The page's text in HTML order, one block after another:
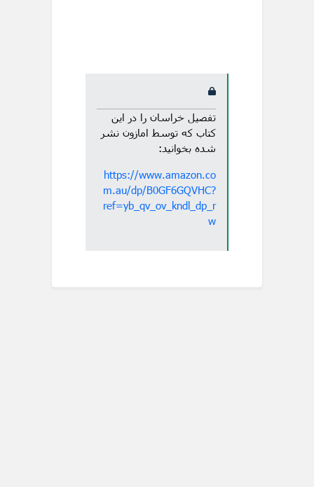
تفصیل خراسان را در این
کتاب که توسط امازون نشر
شده بخوانید:
https://www.amazon.co
m.au/dp/B0GF6GQVHC?
ref=yb_qv_ov_kndl_dp_r
w